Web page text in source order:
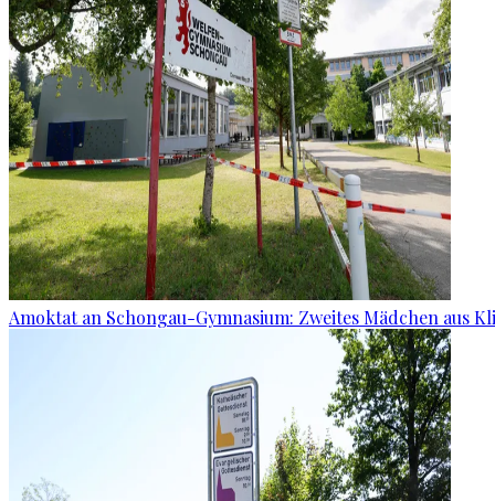
Amoktat an Schongau-Gymnasium: Zweites Mädchen aus